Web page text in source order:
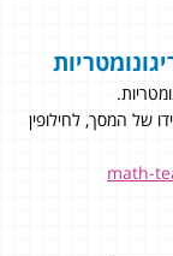
של המסך, לחילופין